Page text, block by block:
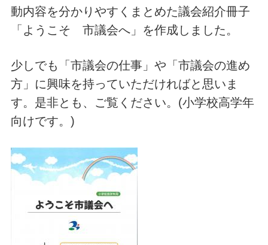
動内容を分かりやすくまとめた議会紹介冊子
「ようこそ 市議会へ」を作成しました。
少しでも「市議会の仕事」や「市議会の進め
方」に興味を持っていただければと思いま
す。是非とも、ご覧ください。(小学校高学年
向けです。)